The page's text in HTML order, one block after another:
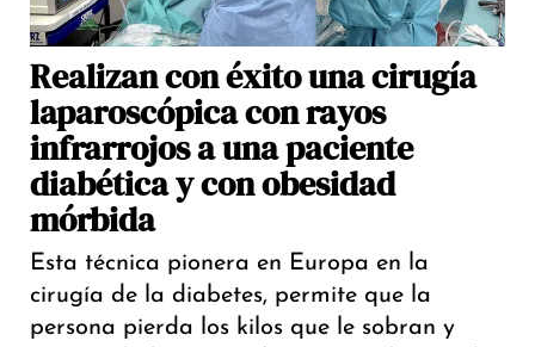
Realizan con éxito una cirugía
laparoscópica con rayos
infrarrojos a una paciente
diabética y con obesidad
mórbida
Esta técnica pionera en Europa en la
cirugía de la diabetes, permite que la
persona pierda los kilos que le sobran y